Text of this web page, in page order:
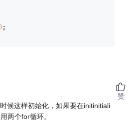
;
候这样初始化，如果要在initinitiali
两个for循环。
赞